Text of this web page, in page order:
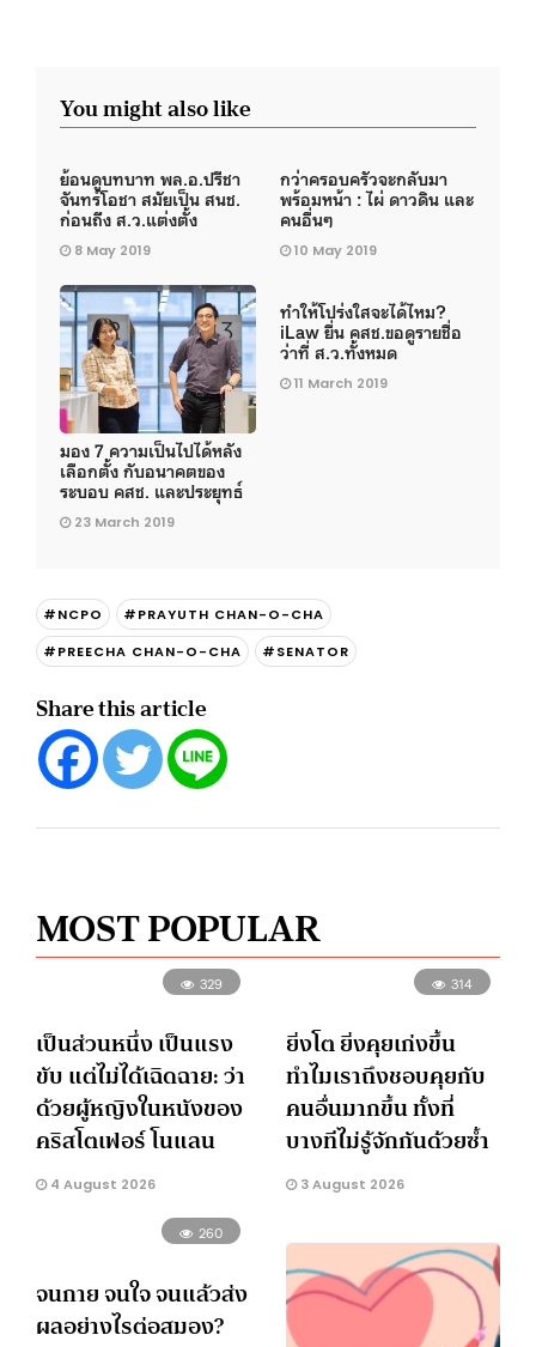
You might also like
ย้อนดูบทบาท พล.อ.ปรีชา
จันทร์โอชา สมัยเป็น สนช.
ก่อนถึง ส.ว.แต่งตั้ง
8 May 2019
กว่าครอบครัวจะกลับมา
พร้อมหน้า : ไผ่ ดาวดิน และ
คนอื่นๆ
10 May 2019
มอง 7 ความเป็นไปได้หลัง
เลือกตั้ง กับอนาคตของ
ระบอบ คสช. และประยุทธ์
23 March 2019
ทำให้โปร่งใสจะได้ไหม?
iLaw ยื่น คสช.ขอดูรายชื่อ
ว่าที่ ส.ว.ทั้งหมด
11 March 2019
#NCPO
#PRAYUTH CHAN-O-CHA
#PREECHA CHAN-O-CHA
#SENATOR
Share this article
MOST POPULAR
329
เป็นส่วนหนึ่ง เป็นแรง
ขับ แต่ไม่ได้เฉิดฉาย: ว่า
ด้วยผู้หญิงในหนังของ
คริสโตเฟอร์ โนแลน
4 August 2026
314
ยิ่งโต ยิ่งคุยเก่งขึ้น
ทำไมเราถึงชอบคุยกับ
คนอื่นมากขึ้น ทั้งที่
บางทีไม่รู้จักกันด้วยซ้ำ
3 August 2026
260
จนกาย จนใจ จนแล้วส่ง
ผลอย่างไรต่อสมอง?